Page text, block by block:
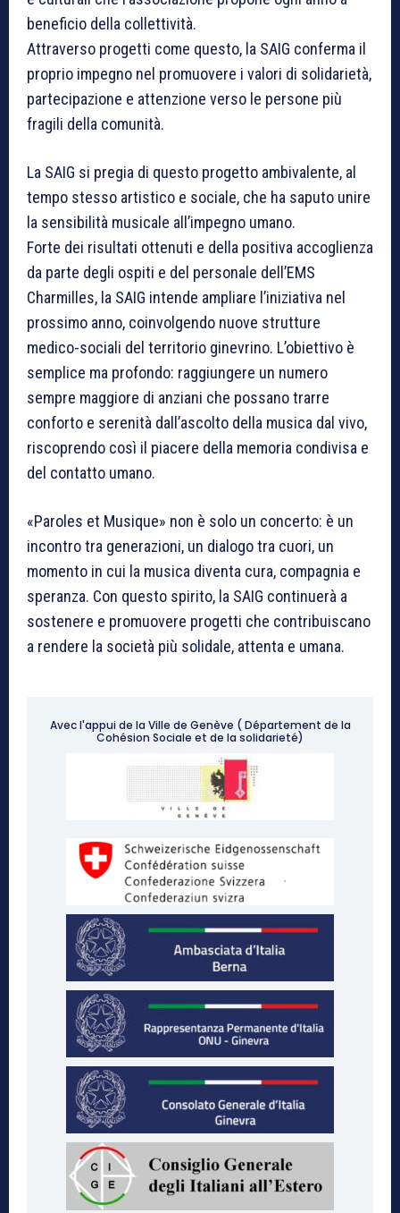
beneficio della collettività.
Attraverso progetti come questo, la SAIG conferma il
proprio impegno nel promuovere i valori di solidarietà,
partecipazione e attenzione verso le persone più
fragili della comunità.
La SAIG si pregia di questo progetto ambivalente, al
tempo stesso artistico e sociale, che ha saputo unire
la sensibilità musicale all’impegno umano.
Forte dei risultati ottenuti e della positiva accoglienza
da parte degli ospiti e del personale dell’EMS
Charmilles, la SAIG intende ampliare l’iniziativa nel
prossimo anno, coinvolgendo nuove strutture
medico-sociali del territorio ginevrino. L’obiettivo è
semplice ma profondo: raggiungere un numero
sempre maggiore di anziani che possano trarre
conforto e serenità dall’ascolto della musica dal vivo,
riscoprendo così il piacere della memoria condivisa e
del contatto umano.
«Paroles et Musique» non è solo un concerto: è un
incontro tra generazioni, un dialogo tra cuori, un
momento in cui la musica diventa cura, compagnia e
speranza. Con questo spirito, la SAIG continuerà a
sostenere e promuovere progetti che contribuiscano
a rendere la società più solidale, attenta e umana.
Avec l'appui de la Ville de Genève ( Département de la
Cohésion Sociale et de la solidarieté)